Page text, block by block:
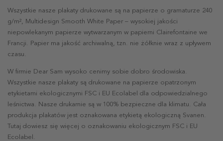
Wszystkie nasze plakaty drukowane są na papierze o gramaturze 240
g/m², Multidesign Smooth White Paper – wysokiej jakości
niepowlekanym papierze wytwarzanym w papierni Clairefontaine we
Francji. Papier ma jakość archiwalną, tzn. nie żółknie wraz z upływem
czasu.
W firmie Dear Sam wysoko cenimy sobie dobro środowiska.
Wszystkie nasze plakaty są drukowane na papierze opatrzonym
etykietami ekologicznymi FSC i EU Ecolabel dla odpowiedzialnego
leśnictwa. Nasze drukarnie są w 100% bezpieczne dla klimatu. Cała
produkcja plakatów jest oznakowana etykietą ekologiczną Svanen.
Tutaj dowiesz się więcej o oznakowaniu ekologicznym FSC i EU
Ecolabel.